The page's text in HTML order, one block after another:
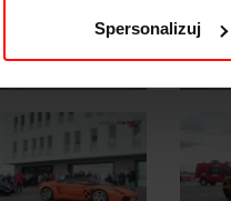
Spersonalizuj